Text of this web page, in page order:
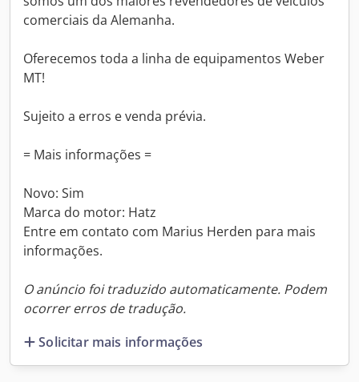
comerciais da Alemanha.
Oferecemos toda a linha de equipamentos Weber
MT!
Sujeito a erros e venda prévia.
= Mais informações =
Novo: Sim
Marca do motor: Hatz
Entre em contato com Marius Herden para mais
informações.
O anúncio foi traduzido automaticamente. Podem
ocorrer erros de tradução.
Solicitar mais informações